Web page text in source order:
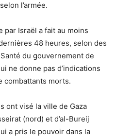
l’armée.
par Israël a fait au moins
48 heures, selon des
du gouvernement de
ne donne pas d’indications
combattants morts.
ont visé la ville de Gaza
(nord) et d’al-Bureij
a pris le pouvoir dans la